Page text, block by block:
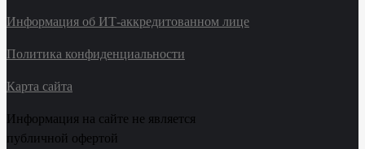
Информация об ИТ-аккредитованном лице
Политика конфиденциальности
Карта сайта
Информация на сайте не является
публичной офертой